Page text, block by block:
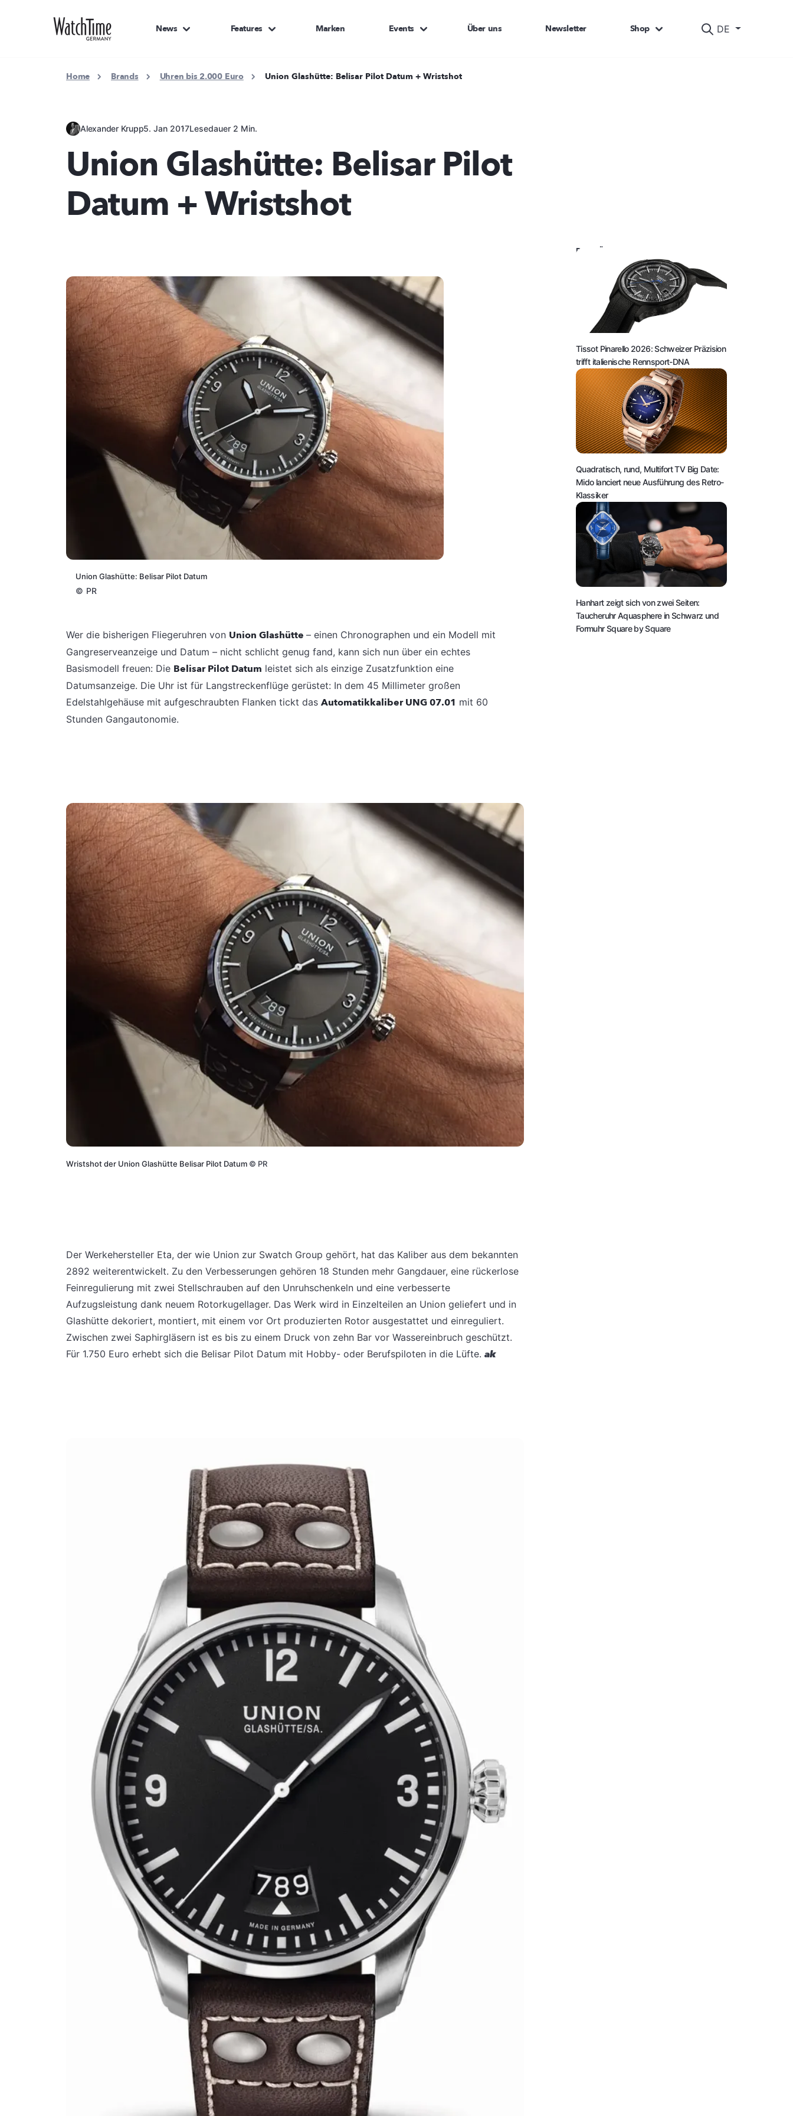
DE
News Features Marken Events Über uns Newsletter Shop
Home Brands Uhren bis 2.000 Euro Union Glashütte: Belisar Pilot Datum + Wristshot
Alexander Krupp5. Jan 2017Lesedauer 2 Min.
Union Glashütte: Belisar Pilot
Datum + Wristshot
Union Glashütte: Belisar Pilot Datum
© PR
Wer die bisherigen Fliegeruhren von Union Glashütte – einen Chronographen und ein Modell mit
Gangreserveanzeige und Datum – nicht schlicht genug fand, kann sich nun über ein echtes
Basismodell freuen: Die Belisar Pilot Datum leistet sich als einzige Zusatzfunktion eine
Datumsanzeige. Die Uhr ist für Langstreckenflüge gerüstet: In dem 45 Millimeter großen
Edelstahlgehäuse mit aufgeschraubten Flanken tickt das Automatikkaliber UNG 07.01 mit 60
Stunden Gangautonomie.
Wristshot der Union Glashütte Belisar Pilot Datum © PR
Der Werkehersteller Eta, der wie Union zur Swatch Group gehört, hat das Kaliber aus dem bekannten
2892 weiterentwickelt. Zu den Verbesserungen gehören 18 Stunden mehr Gangdauer, eine rückerlose
Feinregulierung mit zwei Stellschrauben auf den Unruhschenkeln und eine verbesserte
Aufzugsleistung dank neuem Rotorkugellager. Das Werk wird in Einzelteilen an Union geliefert und in
Glashütte dekoriert, montiert, mit einem vor Ort produzierten Rotor ausgestattet und einreguliert.
Zwischen zwei Saphirgläsern ist es bis zu einem Druck von zehn Bar vor Wassereinbruch geschützt.
Für 1.750 Euro erhebt sich die Belisar Pilot Datum mit Hobby- oder Berufspiloten in die Lüfte. ak
DAS KÖNNTE SIE AUCH INTERESSIEREN:
Tissot Pinarello 2026: Schweizer Präzision
trifft italienische Rennsport-DNA
Quadratisch, rund, Multifort TV Big Date:
Mido lanciert neue Ausführung des Retro-
Klassiker
Hanhart zeigt sich von zwei Seiten:
Taucheruhr Aquasphere in Schwarz und
Formuhr Square by Square